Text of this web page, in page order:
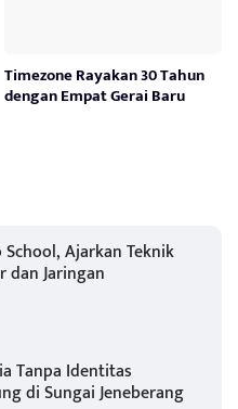
Timezone Rayakan 30 Tahun
dengan Empat Gerai Baru
School, Ajarkan Teknik
dan Jaringan
Tanpa Identitas
di Sungai Jeneberang